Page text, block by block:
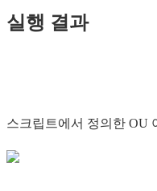
실행 결과
스크립트에서 정의한 OU